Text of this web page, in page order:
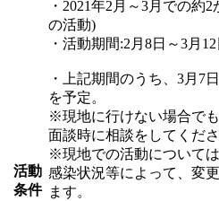
活動
条件
・2021年2月～3月での約
の活動)
・活動期間:2月8日～3月12
・上記期間のうち、3月7
を予定。
※現地に行けない場合で
面談時に相談をしてくださ
※現地での活動について
感染状況等によって、変
ます。